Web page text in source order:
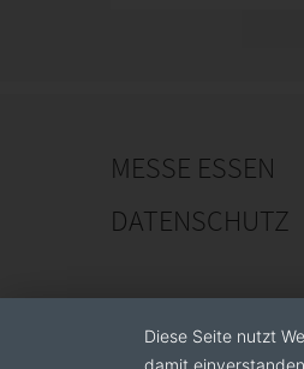
MESSE ESSEN
DATENSCHUTZ
Diese Seite nutzt
damit